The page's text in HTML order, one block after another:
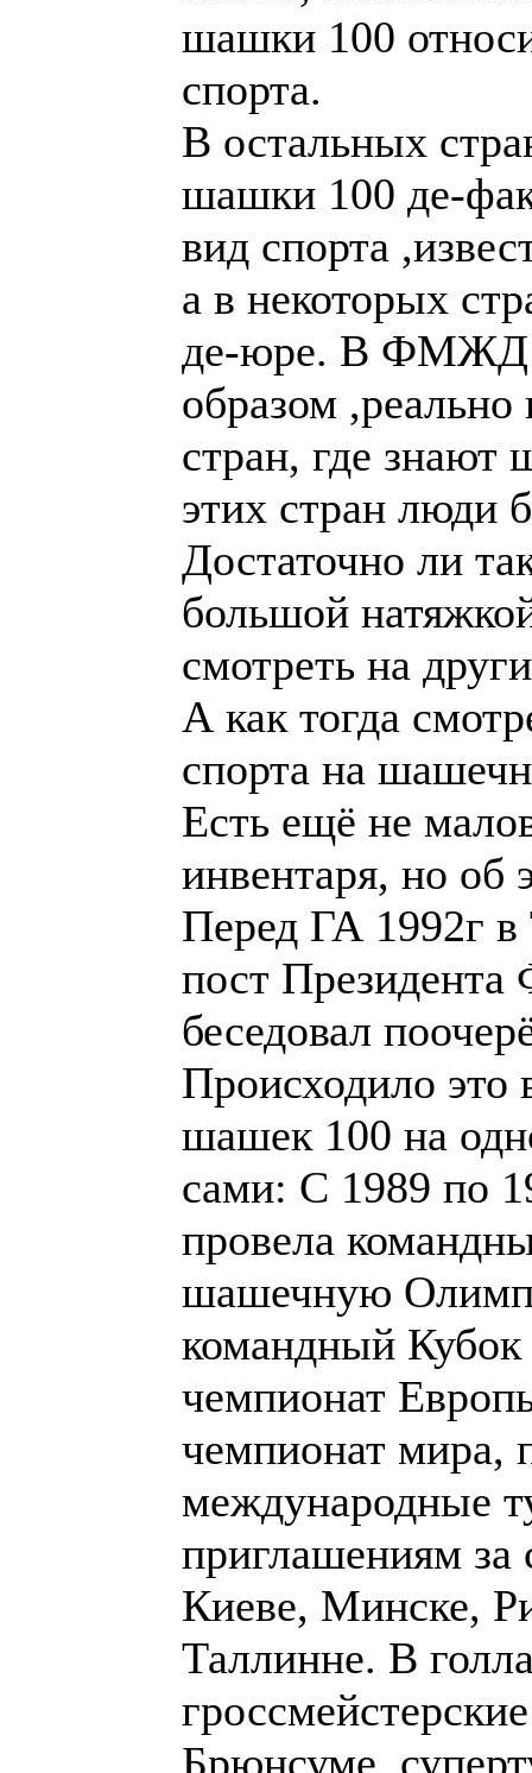
шашки 100 де-
спорта
некоторых
юре. В ФМЖД их
образом
стран, где
этих стран люди
Достаточно ли
большой
смотреть на
А как тогда
на шашечный
Есть ещё не
инвентаря, но об
Перед ГА 1992г в
Президента
поочерёдно с
в момент
из пиков. Судите
Италия провела
мира и
провела
чемпионат
чемпионат мира,
международные
за счёт
Риге, Вильнюсе,
голландских
турниры в
супертурниры в
По 2
турнир в США.
турниров в
времени